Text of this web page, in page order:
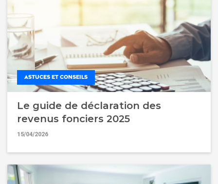
ASTUCES ET CONSEILS
Le guide de déclaration des
revenus fonciers 2025
15/04/2026